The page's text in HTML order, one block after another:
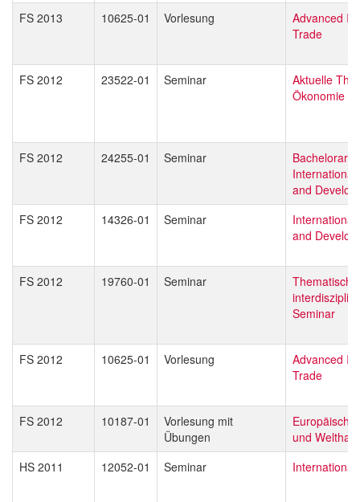
FS 2013 10625-01 Vorlesung
Advanced
Trade
FS 2012 23522-01 Seminar
Aktuelle
Ökonomie
FS 2012 24255-01 Seminar
International
and
FS 2012
14326-01 Seminar
International
and
FS 2012 19760-01 Seminar
Thematisch
Seminar
FS 2012 10625-01 Vorlesung
Advanced
Trade
FS 2012 10187-01
Vorlesung mit
Übungen
und
HS 2011
12052-01 Seminar International